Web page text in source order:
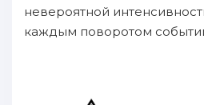
невероятной
каждым поворотом